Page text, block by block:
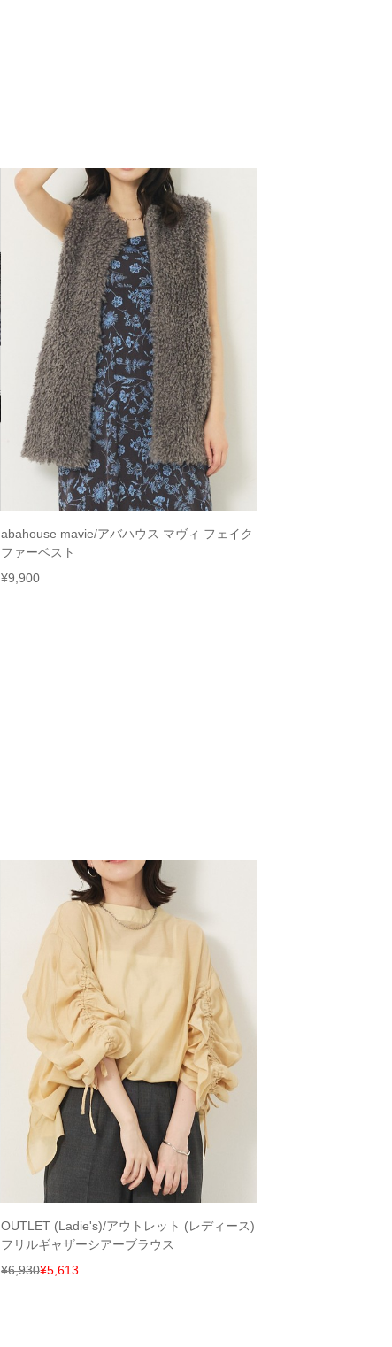
abahouse mavie/アバハウス マヴィ フェイク
ファーベスト
¥9,900
OUTLET (Ladie's)/アウトレット (レディース)
フリルギャザーシアーブラウス
¥6,930¥5,613